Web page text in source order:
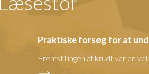
Praktiske forsøg for at
Fremstillingen af krudt var en